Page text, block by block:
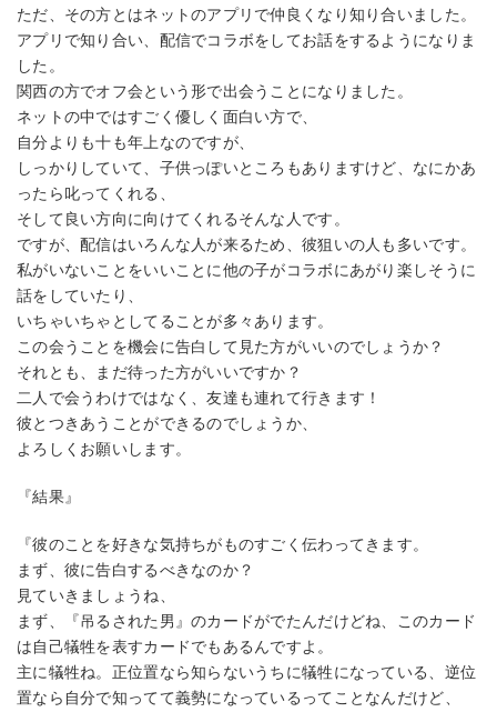
ただ、その方とはネットのアプリで仲良くなり知り合いました。
アプリで知り合い、配信でコラボをしてお話をするようになりま
した。
関西の方でオフ会という形で出会うことになりました。
ネットの中ではすごく優しく面白い方で、
自分よりも十も年上なのですが、
しっかりしていて、子供っぽいところもありますけど、なにかあ
ったら叱ってくれる、
そして良い方向に向けてくれるそんな人です。
ですが、配信はいろんな人が来るため、彼狙いの人も多いです。
私がいないことをいいことに他の子がコラボにあがり楽しそうに
話をしていたり、
いちゃいちゃとしてることが多々あります。
この会うことを機会に告白して見た方がいいのでしょうか？
それとも、まだ待った方がいいですか？
二人で会うわけではなく、友達も連れて行きます！
彼とつきあうことができるのでしょうか、
よろしくお願いします。
『結果』
『彼のことを好きな気持ちがものすごく伝わってきます。
まず、彼に告白するべきなのか？
見ていきましょうね、
まず、『吊るされた男』のカードがでたんだけどね、このカード
は自己犠牲を表すカードでもあるんですよ。
主に犠牲ね。正位置なら知らないうちに犠牲になっている、逆位
置なら自分で知ってて義勢になっているってことなんだけど、